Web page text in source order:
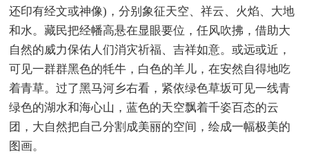
还印有经文或神像)，分别象征天空、祥云、火焰、大地
和水。藏民把经幡高悬在显眼要位，任风吹拂，借助大
自然的威力保佑人们消灾祈福、吉祥如意。或远或近，
可见一群群黑色的牦牛，白色的羊儿，在安然自得地吃
着青草。过了黑马河乡右看，紧依绿色草坂可见一线青
绿色的湖水和海心山，蓝色的天空飘着千姿百态的云
团，大自然把自己分割成美丽的空间，绘成一幅极美的
图画。